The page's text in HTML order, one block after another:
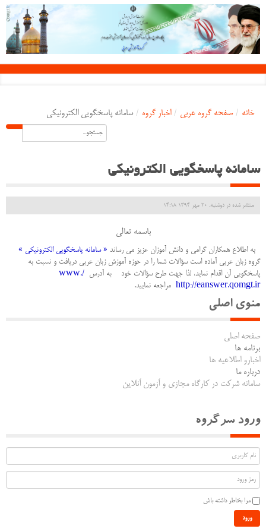
خانه / صفحه گروه عربی / اخبار گروه / سامانه پاسخگویی الکترونیکی
سامانه پاسخگویی الکترونیکی
منتشر شده در دوشنبه, 20 مهر 1394 14:18
باسمه تعالی
به اطلاع همکاران گرامی و دانش آموزان عزیز می رساند « سامانه پاسخگویی الکترونیکی »
گروه زبان عربی آماده است سؤالات شما را در حوزه آموزش زبان عربی دریافت و نسبت به
پاسخگویی آن اقدام نماید، لذا جهت طرح سؤالات خود به آدرس www./
http://eanswer.qomgt.ir مراجعه نمایید.
منوی اصلی
صفحه اصلی
برنامه ها
اخبارو اطلاعیه ها
درباره ما
سامانه شرکت در کارگاه مجازی و آزمون آنلاین
ورود سرگروه
مرا بخاطر داشته باش
ورود